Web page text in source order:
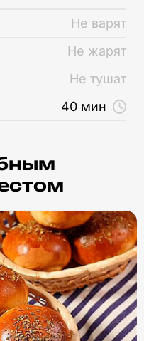
Не варят
Не жарят
Не тушат
40 мин